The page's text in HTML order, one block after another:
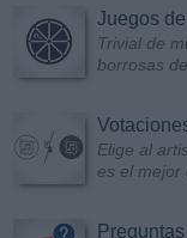
Juegos
Trivial de
borrosas
Elige al
es el mejor